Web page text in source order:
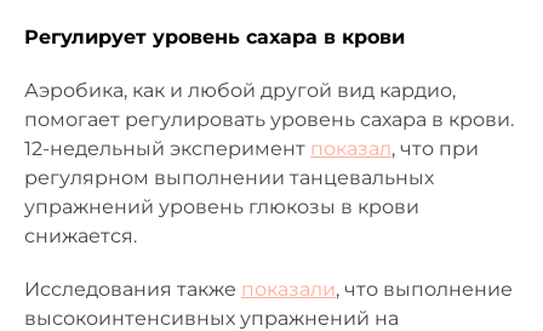
Регулирует уровень сахара в крови
Аэробика, как и любой другой вид кардио,
помогает регулировать уровень сахара в крови.
12-недельный эксперимент показал, что при
регулярном выполнении танцевальных
упражнений уровень глюкозы в крови
снижается.
Исследования также показали, что выполнение
высокоинтенсивных упражнений на